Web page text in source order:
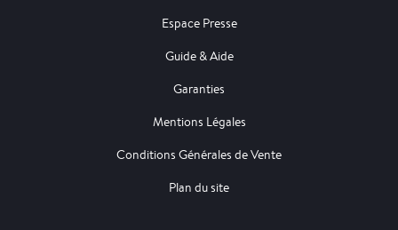
Espace Presse
Guide & Aide
Garanties
Mentions Légales
Conditions Générales de Vente
Plan du site